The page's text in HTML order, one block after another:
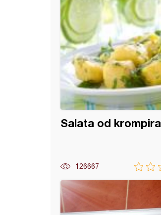
Salata od krompira
126667